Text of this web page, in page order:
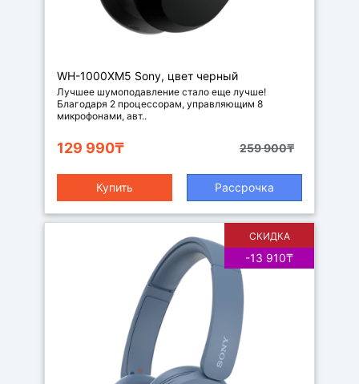
Наушники
WH-1000XM5 Sony, цвет черный
Лучшее шумоподавление стало еще лучше!
Благодаря 2 процессорам, управляющим 8
микрофонами, авт..
259 900₸
129 990₸
Купить Рассрочка
СКИДКА
-13 910₸